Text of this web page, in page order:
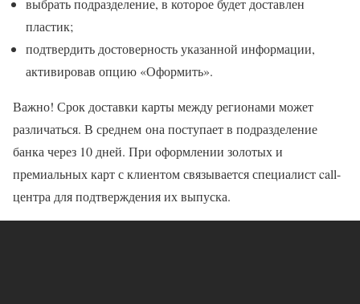
выбрать подразделение, в которое будет доставлен
пластик;
подтвердить достоверность указанной информации,
активировав опцию «Оформить».
Важно! Срок доставки карты между регионами может
различаться. В среднем она поступает в подразделение
банка через 10 дней. При оформлении золотых и
премиальных карт с клиентом связывается специалист call-
центра для подтверждения их выпуска.